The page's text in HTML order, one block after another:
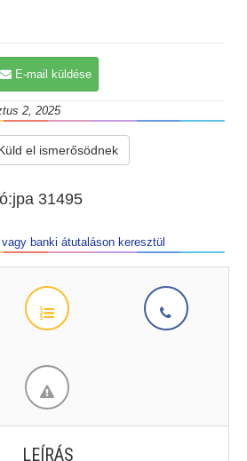
E-mail küldése
2, 2025
el ismerősödnek
31495
banki átutaláson keresztül
LEÍRÁS